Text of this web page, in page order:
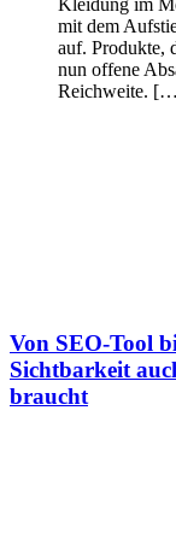
Kleidung im
mit dem
auf. Produkte,
nun offene
Reichweite.
Von SEO-Tool
Sichtbarkeit
braucht